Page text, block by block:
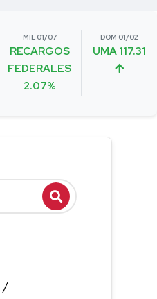
MIE 01/07
RECARGOS
FEDERALES
2.07%
DOM 01/02
UMA 117.31
/